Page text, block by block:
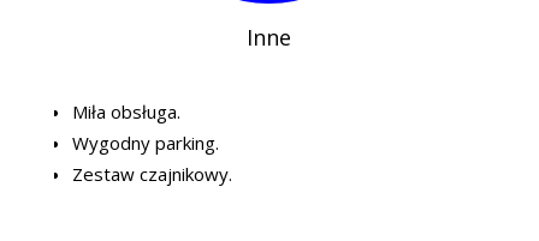
Inne
Miła obsługa.
Wygodny parking.
Zestaw czajnikowy.